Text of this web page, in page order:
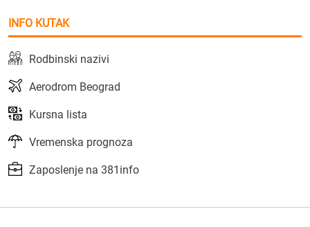
INFO KUTAK
Rodbinski nazivi
Aerodrom Beograd
Kursna lista
Vremenska prognoza
Zaposlenje na 381info